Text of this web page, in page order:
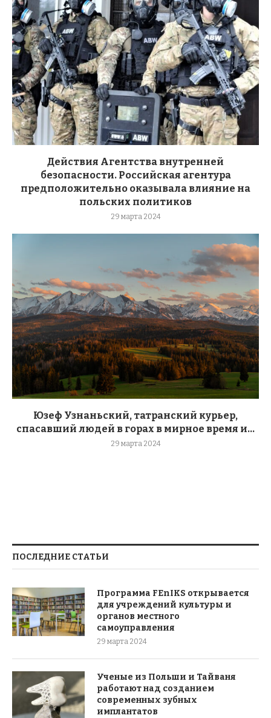
Действия Агентства внутренней
безопасности. Российская агентура
предположительно оказывала влияние на
польских политиков
29 марта 2024
Юзеф Узнаньский, татранский курьер,
спасавший людей в горах в мирное время и...
29 марта 2024
ПОСЛЕДНИЕ СТАТЬИ
Программа FEnIKS открывается
для учреждений культуры и
органов местного
самоуправления
29 марта 2024
Ученые из Польши и Тайваня
работают над созданием
современных зубных
имплантатов